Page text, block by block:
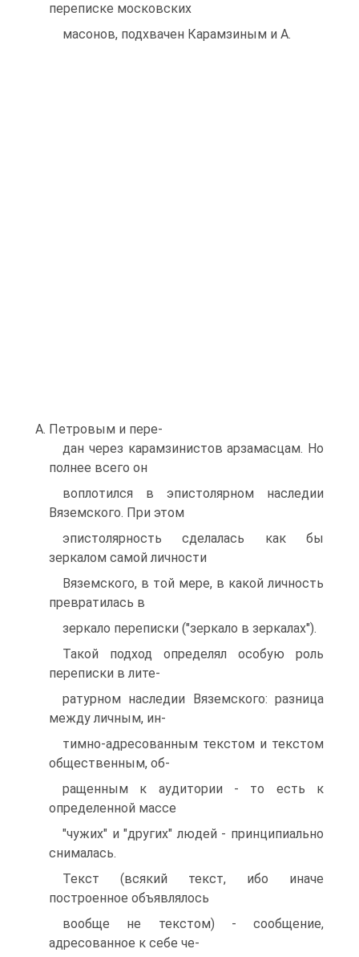
переписке московских
масонов, подхвачен Карамзиным и А.
А. Петровым и пере-
дан через карамзинистов арзамасцам. Но
полнее всего он
воплотился в эпистолярном наследии
Вяземского. При этом
эпистолярность сделалась как бы
зеркалом самой личности
Вяземского, в той мере, в какой личность
превратилась в
зеркало переписки ("зеркало в зеркалах").
Такой подход определял особую роль
переписки в лите-
ратурном наследии Вяземского: разница
между личным, ин-
тимно-адресованным текстом и текстом
общественным, об-
ращенным к аудитории - то есть к
определенной массе
"чужих" и "других" людей - принципиально
снималась.
Текст (всякий текст, ибо иначе
построенное объявлялось
вообще не текстом) - сообщение,
адресованное к себе че-